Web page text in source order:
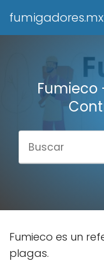
fumigadores.mx
Fumieco
Fumieco es un
plagas.